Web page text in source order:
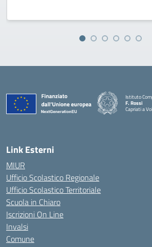
Istituto
F. Rossi
Capriati a
— Visita la
Link Esterni
MIUR
Ufficio Scolastico Regionale
Ufficio Scolastico Territoriale
Scuola in Chiaro
Iscrizioni On Line
Invalsi
Comune